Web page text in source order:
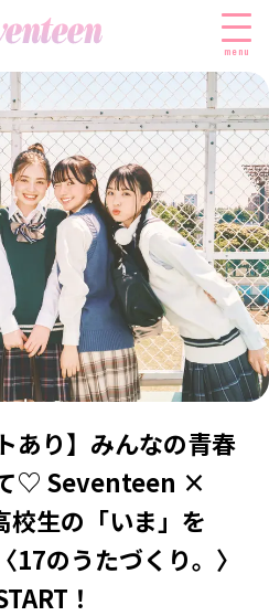
menu
ス
ド
あり】みんなの青春
♡ Seventeen ×
生の「いま」を
17のうたづくり。〉
！